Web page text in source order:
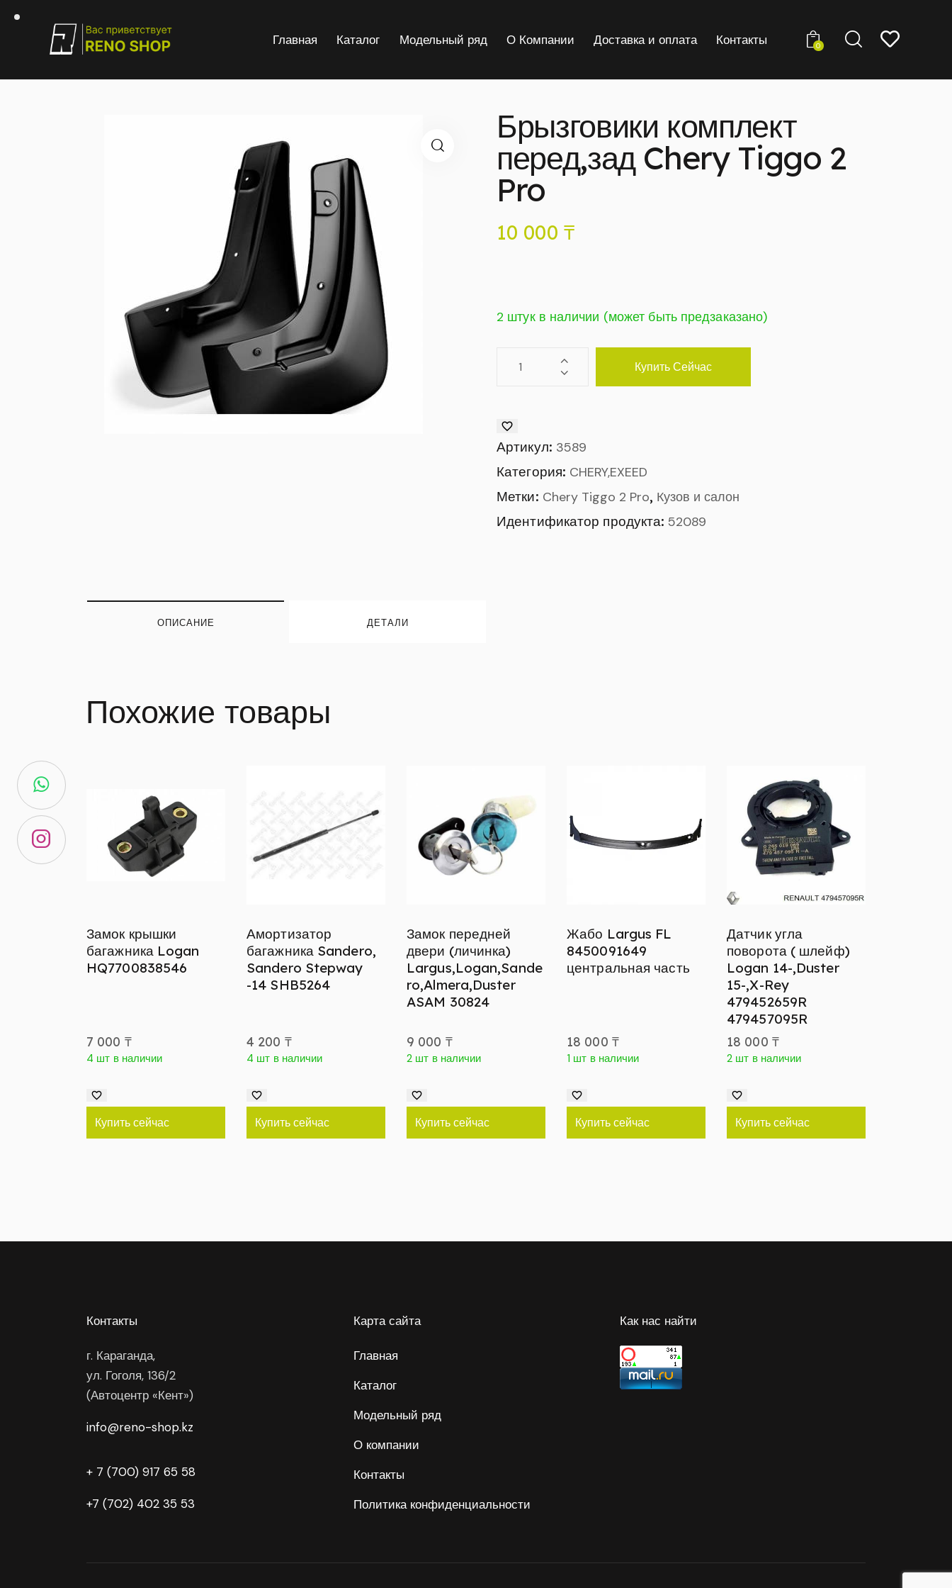
Главная Каталог Модельный ряд О Компании Доставка и оплата Контакты 0
Брызговики комплект
перед,зад Chery Tiggo 2
Pro
10 000 ₸
2 штук в наличии (может быть предзаказано)
Купить Сейчас
Артикул: 3589
Категория: CHERY,EXEED
Метки: Chery Tiggo 2 Pro, Кузов и салон
Идентификатор продукта:52089
ОПИСАНИЕ ДЕТАЛИ
Похожие товары
Замок крышки
багажника Logan
HQ7700838546
7 000 ₸
4 шт в наличии
Купить сейчас
Амортизатор
багажника Sandero,
Sandero Stepway
-14 SHB5264
4 200 ₸
4 шт в наличии
Купить сейчас
Замок передней
двери (личинка)
Largus,Logan,Sande
ro,Almera,Duster
ASAM 30824
9 000 ₸
2 шт в наличии
Купить сейчас
Жабо Largus FL
8450091649
центральная часть
18 000 ₸
1 шт в наличии
Купить сейчас
Датчик угла
поворота ( шлейф)
Logan 14-,Duster
15-,X-Rey
479452659R
479457095R
18 000 ₸
2 шт в наличии
Купить сейчас
Контакты
г. Караганда,
ул. Гоголя, 136/2
(Автоцентр «Кент»)
info@reno-shop.kz
+ 7 (700) 917 65 58
+7 (702) 402 35 53
Карта сайта
Главная
Каталог
Модельный ряд
О компании
Контакты
Политика конфиденциальности
Как нас найти